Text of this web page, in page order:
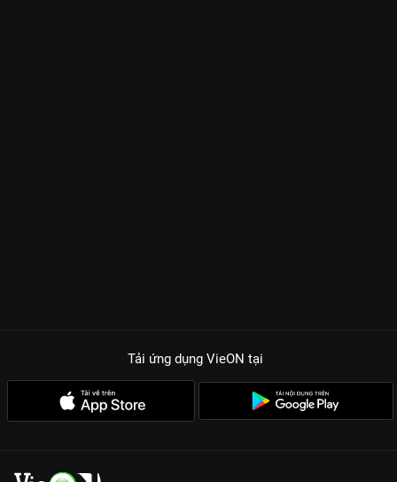
Tải ứng dụng VieON tại